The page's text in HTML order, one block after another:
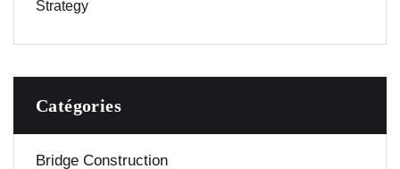
Strategy
Catégories
Bridge Construction